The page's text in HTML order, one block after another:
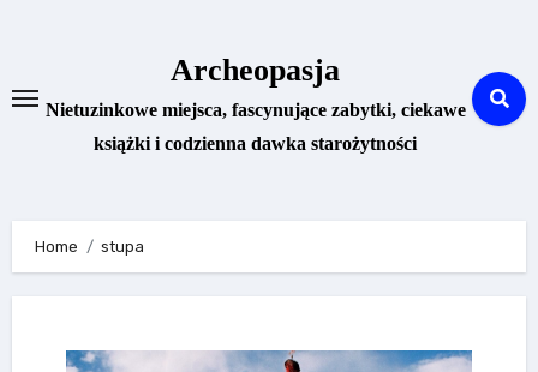
Archeopasja
Nietuzinkowe miejsca, fascynujące zabytki, ciekawe
książki i codzienna dawka starożytności
Home stupa